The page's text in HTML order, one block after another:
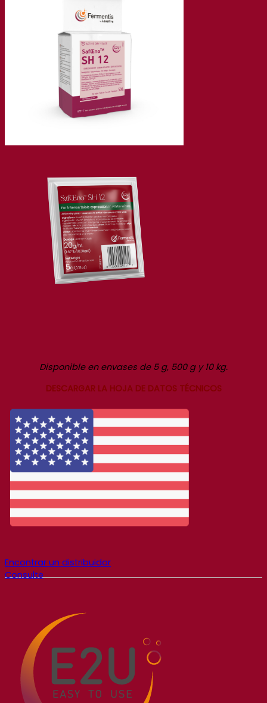
Disponible en envases de 5 g, 500 g y 10 kg.
DESCARGAR LA HOJA DE DATOS TÉCNICOS
Encontrar un distribuidor
Consulte